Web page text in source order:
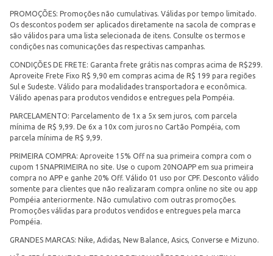
PROMOÇÕES: Promoções não cumulativas. Válidas por tempo limitado.
Os descontos podem ser aplicados diretamente na sacola de compras e
são válidos para uma lista selecionada de itens. Consulte os termos e
condições nas comunicações das respectivas campanhas.
CONDIÇÕES DE FRETE: Garanta frete grátis nas compras acima de R$299.
Aproveite Frete Fixo R$ 9,90 em compras acima de R$ 199 para regiões
Sul e Sudeste. Válido para modalidades transportadora e econômica.
Válido apenas para produtos vendidos e entregues pela Pompéia.
PARCELAMENTO: Parcelamento de 1x a 5x sem juros, com parcela
mínima de R$ 9,99. De 6x a 10x com juros no Cartão Pompéia, com
parcela mínima de R$ 9,99.
PRIMEIRA COMPRA: Aproveite 15% Off na sua primeira compra com o
cupom 15NAPRIMEIRA no site. Use o cupom 20NOAPP em sua primeira
compra no APP e ganhe 20% Off. Válido 01 uso por CPF. Desconto válido
somente para clientes que não realizaram compra online no site ou app
Pompéia anteriormente. Não cumulativo com outras promoções.
Promoções válidas para produtos vendidos e entregues pela marca
Pompéia.
GRANDES MARCAS: Nike, Adidas, New Balance, Asics, Converse e Mizuno.